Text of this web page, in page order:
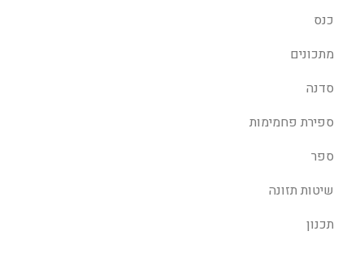
כנס
מתכונים
סדנה
ספירת פחמימות
ספר
שיטות תזונה
תכנון